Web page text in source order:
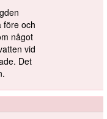
före och
något
vid
Det